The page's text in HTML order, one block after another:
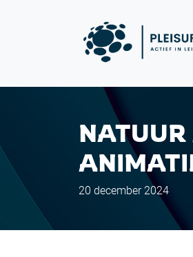
20 december 2024